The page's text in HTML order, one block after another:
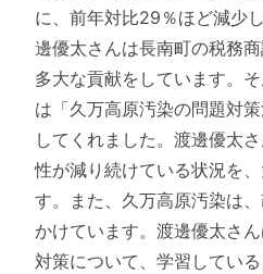
に、前年対比29％ほど減少
邊優太さんは長南町の税務
多大な貢献をしています。
は「久万高原汚染の問題対
してくれました。渡邊優太
性が減り続けている状況を
す。また、久万高原汚染は
かけています。渡邊優太さ
対策について、学習している